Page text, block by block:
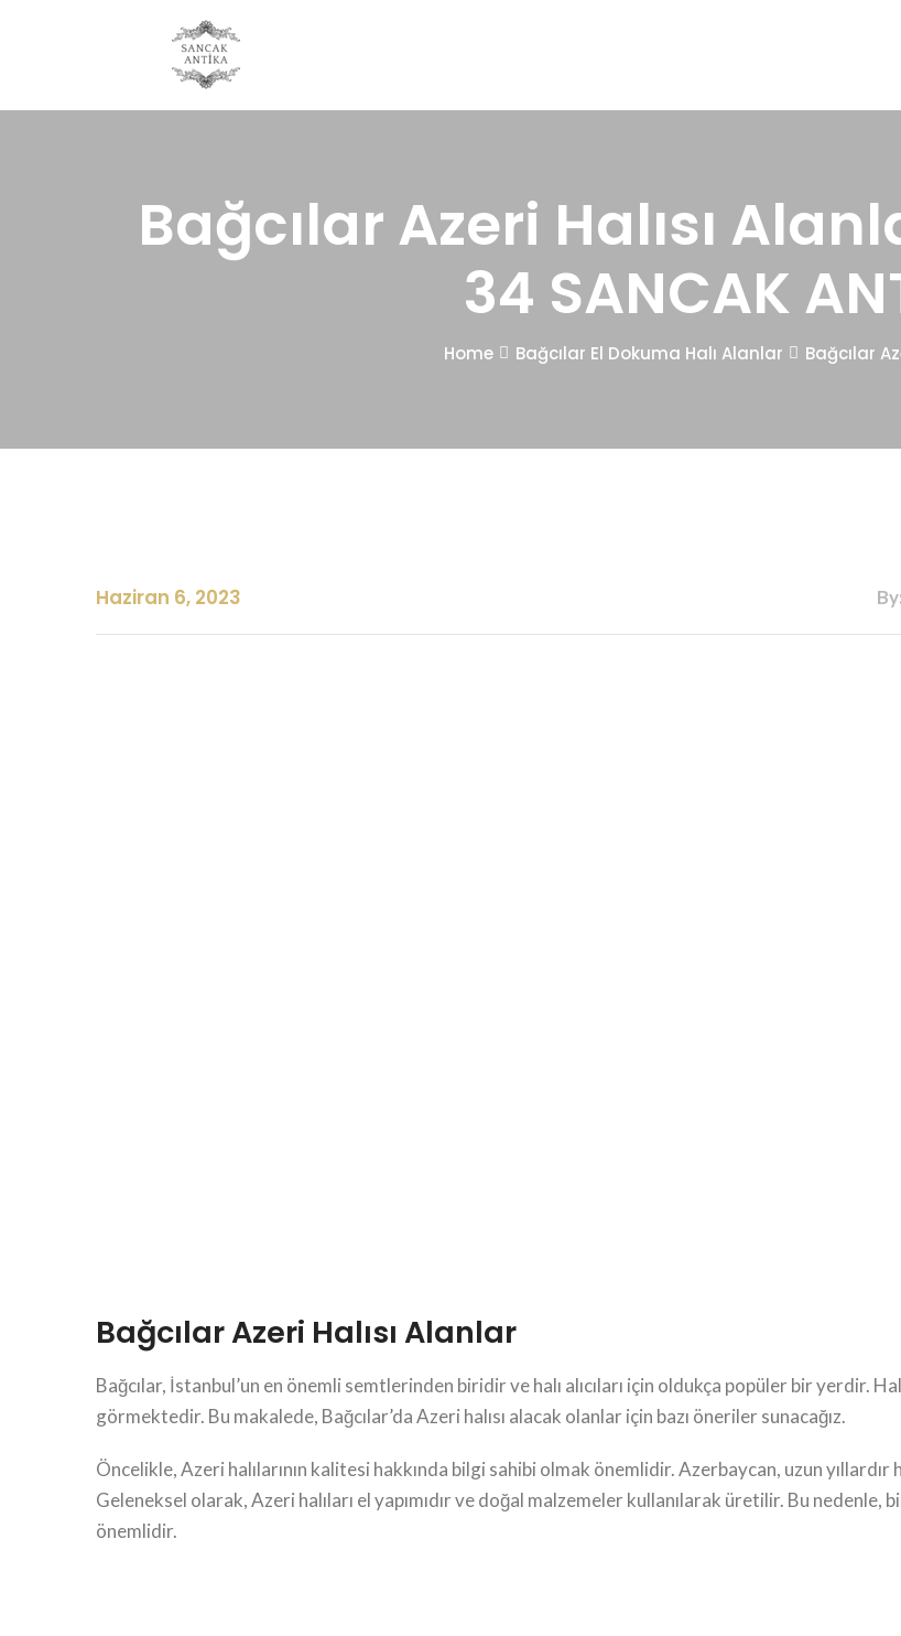
Bağcılar Azeri Halısı
34 SANCAK
Home Bağcılar El Dokuma Halı Alanlar Bağcılar
Haziran 6, 2023
Bağcılar Azeri Halısı Alanlar
Bağcılar, İstanbul’un en önemli semtlerinden biridir ve halı alıcıları için oldukça popüler bir yerdir.
görmektedir. Bu makalede, Bağcılar’da Azeri halısı alacak olanlar için bazı öneriler sunacağız.
Öncelikle, Azeri halılarının kalitesi hakkında bilgi sahibi olmak önemlidir. Azerbaycan, uzun yıllardır
Geleneksel olarak, Azeri halıları el yapımıdır ve doğal malzemeler kullanılarak üretilir. Bu nedenle,
önemlidir.